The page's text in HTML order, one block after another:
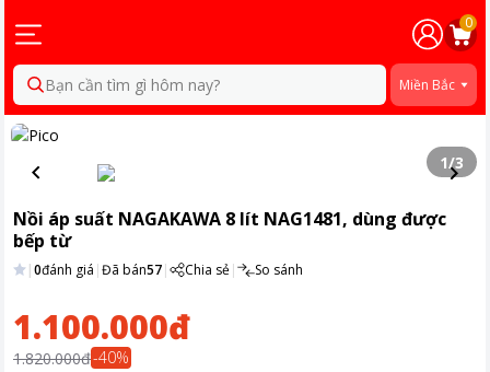
0
Bạn cần tìm gì hôm nay? Miền Bắc
1/3
Nồi áp suất NAGAKAWA 8 lít NAG1481, dùng được
bếp từ
|0đánh giá |Đã bán57| Chia sẻ| So sánh
1.100.000đ
1.820.000đ-40%